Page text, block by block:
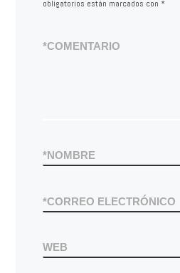
obligatorios están marcados con *
COMENTARIO
*
NOMBRE
*
CORREO ELECTRÓNICO
*
WEB